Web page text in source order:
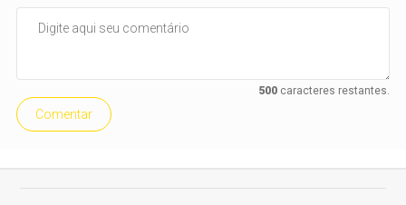
500caracteres restantes.
Comentar